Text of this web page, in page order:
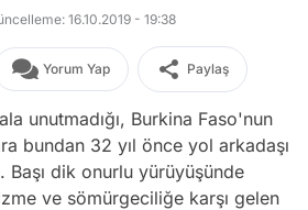
16.10.2019 - 19:38
Yorum Yap Paylaş
unutmadığı, Burkina Faso'nun
bundan 32 yıl önce yol arkadaşı
Başı dik onurlu yürüyüşünde
ve sömürgeciliğe karşı gelen